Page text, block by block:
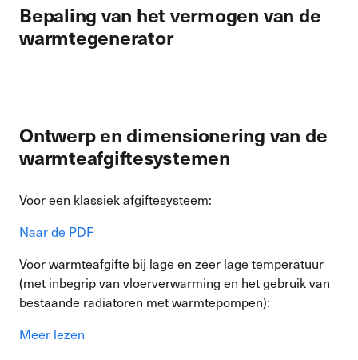
Bepaling van het vermogen van de
warmtegenerator
Ontwerp en dimensionering van de
warmteafgiftesystemen
Voor een klassiek afgiftesysteem:
Naar de PDF
Voor warmteafgifte bij lage en zeer lage temperatuur
(met inbegrip van vloerverwarming en het gebruik van
bestaande radiatoren met warmtepompen):
Meer lezen